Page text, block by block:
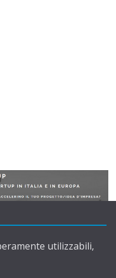
utilizzabili,